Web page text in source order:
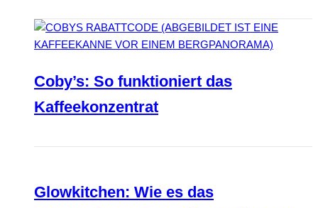
Coby’s: So funktioniert das
Kaffeekonzentrat
Glowkitchen: Wie es das